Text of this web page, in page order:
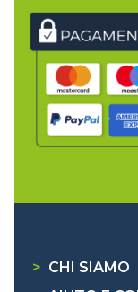
> CHI SIAMO